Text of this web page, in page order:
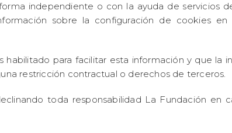
independiente o con la ayuda de servicios
sobre la configuración de cookies en
para facilitar esta información y que la
restricción contractual o derechos de terceros.
toda responsabilidad La Fundación en